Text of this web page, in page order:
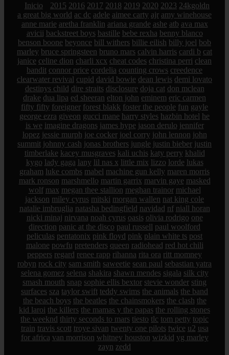
Inicio 2015 2016 2017 2018 2019 2020 2023 24kgoldn
a great big world ac dc adele aimee carty ajr amy winehouse
anne marie aretha franklin ariana grande ashe atb ava max
avicii backstreet boys bastille bebe rexha benny blanco
benson boone beyonce bill withers billie eilish billy joel bob
marley bruce springsteen bruno mars calvin harris cardi b cat
janice celine dion charli xcx cheat codes christina perri clean
bandit connor price cordelia counting crows creedence
clearwater revival cupid david bowie dean lewis demi lovato
destinys child dire straits disclosure doja cat don mclean
drake dua lipa ed sheeran elton john eminem eric carmen
fifty fifty foreigner forest blakk foster the people fun gayle
george ezra giveon gucci mane harry styles hazbin hotel he
is we imagine dragons james hype jason derulo jennifer
lopez jessie murph joe cocker joel corry john lennon john
summit johnny cash jonas brothers jungle justin bieber justin
timberlake kacey musgraves kali uchis katy perry khalid
kygo lady gaga lany lil nas x little mix lizzo lorde lukas
graham luke combs mabel machine gun kelly maren morris
mark ronson marshmello martin garrix marvin gaye masked
wolf max megan thee stallion meghan trainor michael
jackson miley cyrus mitski morgan wallen nat king cole
natalie imbruglia natasha bedingfield navidad nf niall horan
nicki minaj nirvana noah cyrus oasis olivia rodrigo one
direction panic at the disco paul russell paul woolford
peliculas pentatonix pink floyd pink plain white ts post
malone powfu pretenders queen radiohead red hot chili
peppers regard renee rapp rihanna rita ora ritt momney
robyn rock city sam smith saweetie sean paul sebastian yatra
selena gomez selena shakira shawn mendes sigala silk city
smash mouth snap sophie ellis bextor stevie wonder sting
surfaces sza taylor swift teddy swims the animals the band
the beach boys the beatles the chainsmokers the clash the
kid laroi the killers the mamas y the papas the rolling stones
the weeknd thirty seconds to mars tiesto tlc tom petty topic
train travis scott troye sivan twenty one pilots twice u2 usa
for africa van morrison whitney houston wizkid yg marley
zayn zedd